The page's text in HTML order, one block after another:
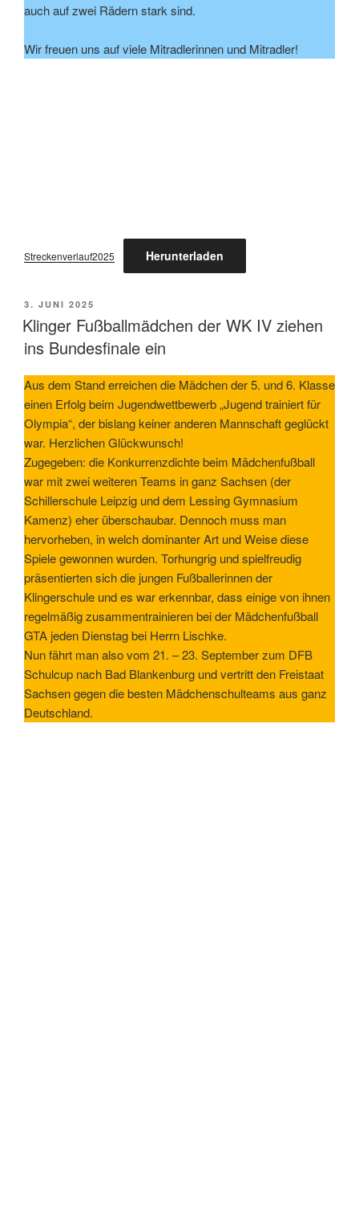
auch auf zwei Rädern stark sind.
Wir freuen uns auf viele Mitradlerinnen und Mitradler!
Streckenverlauf2025 Herunterladen
VERÖFFENTLICHT
AM
3. JUNI 2025
Klinger Fußballmädchen der WK IV ziehen
ins Bundesfinale ein
Aus dem Stand erreichen die Mädchen der 5. und 6. Klasse
einen Erfolg beim Jugendwettbewerb „Jugend trainiert für
Olympia“, der bislang keiner anderen Mannschaft geglückt
war. Herzlichen Glückwunsch!
Zugegeben: die Konkurrenzdichte beim Mädchenfußball
war mit zwei weiteren Teams in ganz Sachsen (der
Schillerschule Leipzig und dem Lessing Gymnasium
Kamenz) eher überschaubar. Dennoch muss man
hervorheben, in welch dominanter Art und Weise diese
Spiele gewonnen wurden. Torhungrig und spielfreudig
präsentierten sich die jungen Fußballerinnen der
Klingerschule und es war erkennbar, dass einige von ihnen
regelmäßig zusammentrainieren bei der Mädchenfußball
GTA jeden Dienstag bei Herrn Lischke.
Nun fährt man also vom 21. – 23. September zum DFB
Schulcup nach Bad Blankenburg und vertritt den Freistaat
Sachsen gegen die besten Mädchenschulteams aus ganz
Deutschland.